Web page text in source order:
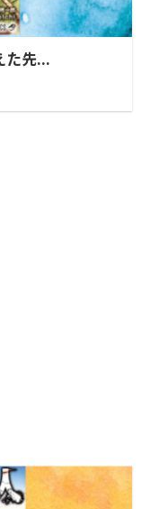
た先...